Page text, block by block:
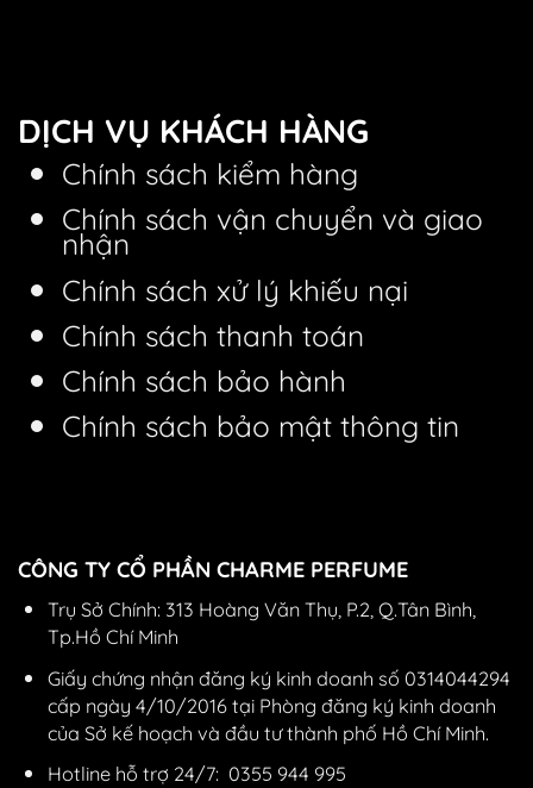
DỊCH VỤ KHÁCH HÀNG
Chính sách kiểm hàng
Chính sách vận chuyển và giao
nhận
Chính sách xử lý khiếu nại
Chính sách thanh toán
Chính sách bảo hành
Chính sách bảo mật thông tin
CÔNG TY CỔ PHẦN CHARME PERFUME
Trụ Sở Chính: 313 Hoàng Văn Thụ, P.2, Q.Tân Bình,
Tp.Hồ Chí Minh
Giấy chứng nhận đăng ký kinh doanh số 0314044294
cấp ngày 4/10/2016 tại Phòng đăng ký kinh doanh
của Sở kế hoạch và đầu tư thành phố Hồ Chí Minh.
Hotline hỗ trợ 24/7: 0355 944 995